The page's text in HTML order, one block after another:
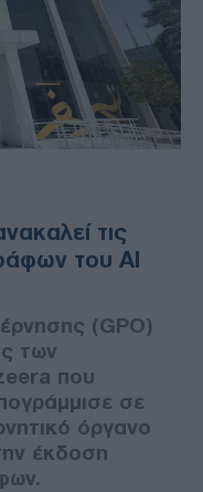
τις
του Al
(GPO)
των
που
σε
όργανο
έκδοση